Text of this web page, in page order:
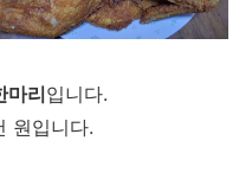
마리입니다.
원입니다.